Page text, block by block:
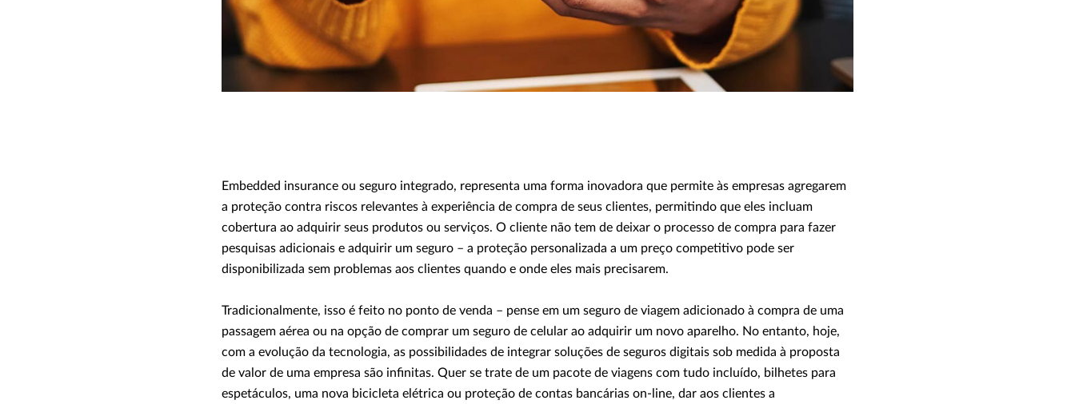
Embedded insurance ou seguro integrado, representa uma forma inovadora que permite às empresas agregarem
a proteção contra riscos relevantes à experiência de compra de seus clientes, permitindo que eles incluam
cobertura ao adquirir seus produtos ou serviços. O cliente não tem de deixar o processo de compra para fazer
pesquisas adicionais e adquirir um seguro – a proteção personalizada a um preço competitivo pode ser
disponibilizada sem problemas aos clientes quando e onde eles mais precisarem.
Tradicionalmente, isso é feito no ponto de venda – pense em um seguro de viagem adicionado à compra de uma
passagem aérea ou na opção de comprar um seguro de celular ao adquirir um novo aparelho. No entanto, hoje,
com a evolução da tecnologia, as possibilidades de integrar soluções de seguros digitais sob medida à proposta
de valor de uma empresa são infinitas. Quer se trate de um pacote de viagens com tudo incluído, bilhetes para
espetáculos, uma nova bicicleta elétrica ou proteção de contas bancárias on-line, dar aos clientes a